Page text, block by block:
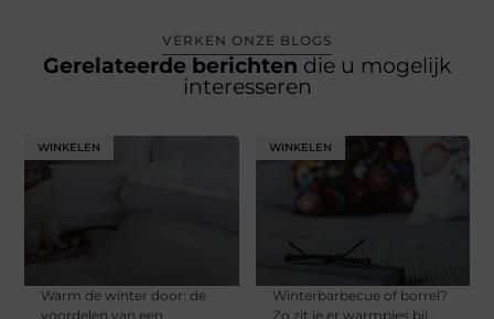
VERKEN ONZE BLOGS
Gerelateerde berichten die u mogelijk
interesseren
WINKELEN
Warm de winter door: de
voordelen van een
WINKELEN
Winterbarbecue of borrel?
Zo zit je er warmpjes bij